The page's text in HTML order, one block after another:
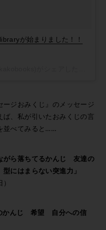
が始まりました！！
ージおみくじ』のメッセージ
、私が引いたおみくじの言
並べてみると……
がら落ちてるかんじ 友達の
はまらない突進力」
のかんじ 希望 自分への信